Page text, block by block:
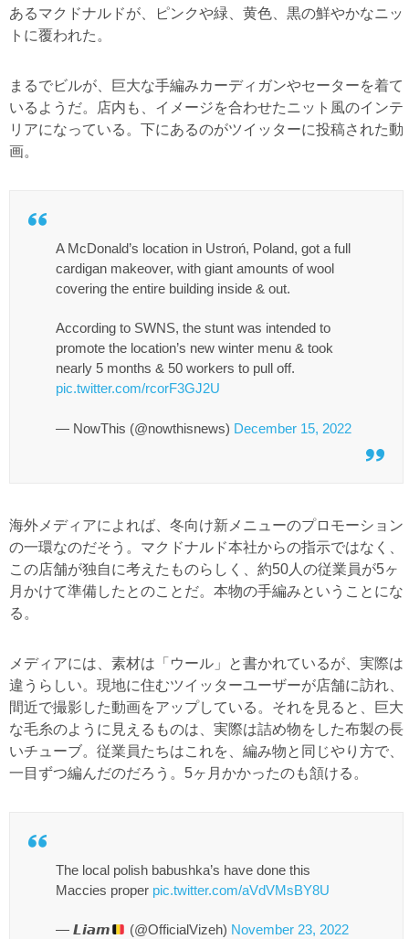
あるマクドナルドが、ピンクや緑、黄色、黒の鮮やかなニッ
トに覆われた。
まるでビルが、巨大な手編みカーディガンやセーターを着て
いるようだ。店内も、イメージを合わせたニット風のインテ
リアになっている。下にあるのがツイッターに投稿された動
画。
A McDonald’s location in Ustroń, Poland, got a full
cardigan makeover, with giant amounts of wool
covering the entire building inside & out.
According to SWNS, the stunt was intended to
promote the location’s new winter menu & took
nearly 5 months & 50 workers to pull off.
pic.twitter.com/rcorF3GJ2U
— NowThis (@nowthisnews) December 15, 2022
海外メディアによれば、冬向け新メニューのプロモーション
の一環なのだそう。マクドナルド本社からの指示ではなく、
この店舗が独自に考えたものらしく、約50人の従業員が5ヶ
月かけて準備したとのことだ。本物の手編みということにな
る。
メディアには、素材は「ウール」と書かれているが、実際は
違うらしい。現地に住むツイッターユーザーが店舗に訪れ、
間近で撮影した動画をアップしている。それを見ると、巨大
な毛糸のように見えるものは、実際は詰め物をした布製の長
いチューブ。従業員たちはこれを、編み物と同じやり方で、
一目ずつ編んだのだろう。5ヶ月かかったのも頷ける。
The local polish babushka’s have done this
Maccies proper pic.twitter.com/aVdVMsBY8U
— 𝙇𝙞𝙖𝙢 (@OfficialVizeh) November 23, 2022